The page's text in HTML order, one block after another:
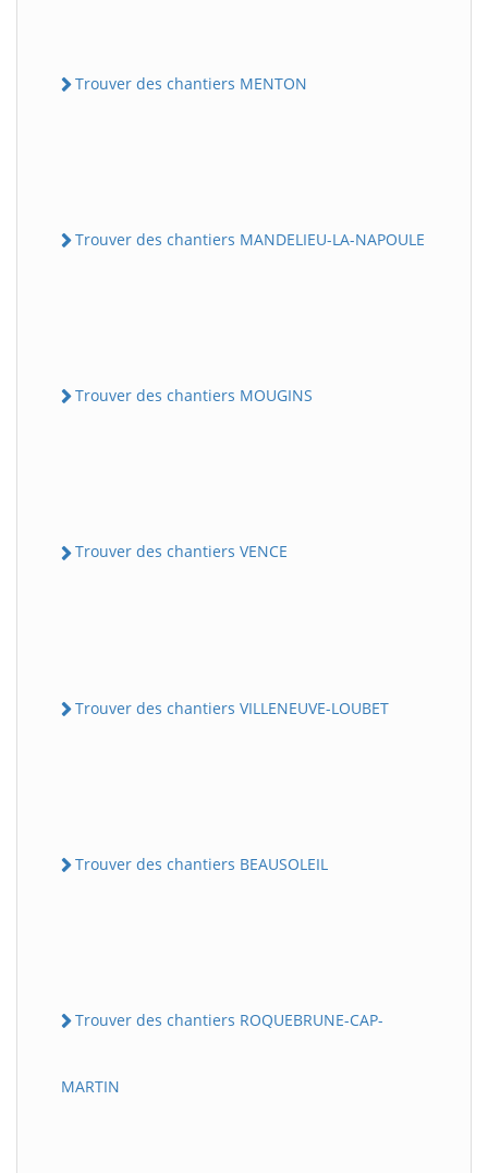
Trouver des chantiers MENTON
Trouver des chantiers MANDELIEU-LA-NAPOULE
Trouver des chantiers MOUGINS
Trouver des chantiers VENCE
Trouver des chantiers VILLENEUVE-LOUBET
Trouver des chantiers BEAUSOLEIL
Trouver des chantiers ROQUEBRUNE-CAP-
MARTIN